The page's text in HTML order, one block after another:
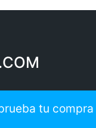
tu compra